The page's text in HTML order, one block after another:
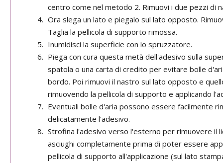
centro come nel metodo 2. Rimuovi i due pezzi di
Ora slega un lato e piegalo sul lato opposto.
Taglia la pellicola di supporto rimossa.
Inumidisci la superficie con lo spruzzatore.
Piega con cura questa metà dell'adesivo sulla
spatola o una carta di credito per evitare bolle
bordo. Poi rimuovi il nastro sul lato opposto e
rimuovendo la pellicola di supporto e applicando
Eventuali bolle d'aria possono essere facilmente
delicatamente l'adesivo.
Strofina l'adesivo verso l'esterno per rimuovere il
asciughi completamente prima di poter essere
pellicola di supporto all'applicazione (sul lato